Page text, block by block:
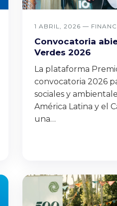
1 ABRIL, 2026 —
Convocatoria
Verdes 2026
La plataforma
convocatoria 2026
sociales y
América Latina y el
una…